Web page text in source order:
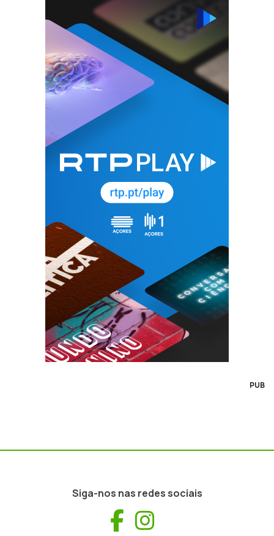
PUB
Siga-nos nas redes sociais
Facebook